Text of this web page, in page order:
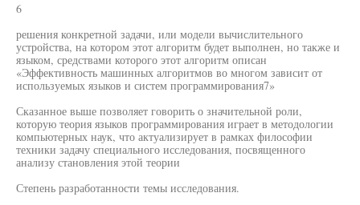
6
решения конкретной задачи, или модели вычислительного
устройства, на котором этот алгоритм будет выполнен, но также и
языком, средствами которого этот алгоритм описан
«Эффективность машинных алгоритмов во многом зависит от
используемых языков и систем программирования7»
Сказанное выше позволяет говорить о значительной роли,
которую теория языков программирования играет в методологии
компьютерных наук, что актуализирует в рамках философии
техники задачу специального исследования, посвященного
анализу становления этой теории
Степень разработанности темы исследования.